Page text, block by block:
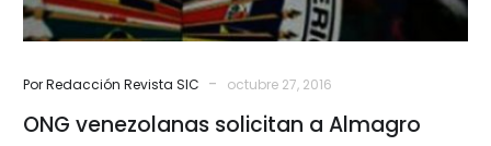
Por Redacción Revista SIC - octubre 27, 2016
ONG venezolanas solicitan a Almagro